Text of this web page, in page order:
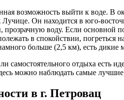
возможность выйти к воде. В
Он находится в юго-
воду. Если основной
в спокойствии, погреться
больше (2,5 км), есть
самостоятельного отдыха есть
можно наблюдать самые
в г. Петровац